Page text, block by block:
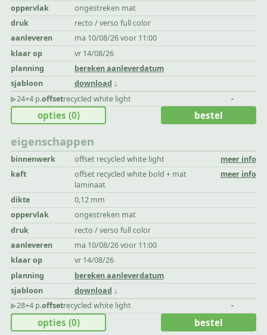
oppervlak
ongestreken mat
druk
recto / verso full color
aanleveren
ma 10/08/26 voor 11:00
klaar op
vr 14/08/26
planning
bereken aanleverdatum
sjabloon
download
▶︎24+4 p.offsetrecycled white light -
eigenschappen
binnenwerk offset recycled white light
meer info
kaft
offset recycled white bold + mat
laminaat
meer info
dikte
0,12 mm
oppervlak
ongestreken mat
druk
recto / verso full color
aanleveren
ma 10/08/26 voor 11:00
klaar op
vr 14/08/26
planning
bereken aanleverdatum
sjabloon
download
opties (0) bestel
▶︎28+4 p.offsetrecycled white light -
opties (0) bestel